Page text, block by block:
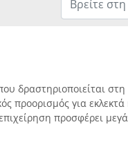
δραστηριοποιείται
προορισμός για
προσφέρει